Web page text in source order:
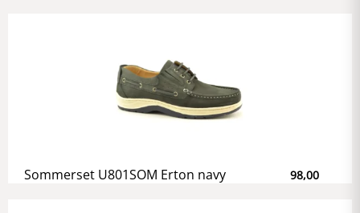
Sommerset U801SOM Erton navy 98,00